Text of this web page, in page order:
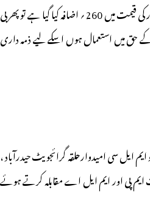
ہریش راؤ نے پارٹی کارکنوں اور قائدین کو مشورہ دیا کہ وہ خاتون رائے دہندگان سے ملاقات کرتے ہوئے انہیں واقف کروایا جائے کہ اندرون ایک سال بی جے پی حکومت کی جانب سے فی پکوان گیس سیلنڈر کی قیمت میں 260 ؍ اضافہ کیا گیا ہے تو پھر بی
اسمبلی تانڈور میں جملہ 6,137؍گرائجویٹ ووٹ موجود ہیں اور ان میں سے 5,000؍ووٹ ٹی آرایس امیدوار کے حق میں استعمال ہوں اسکے لیے ذمہ داری
ایل سی امیدوارحلقہ گرائجویٹ حیدرآباد ،
ایم پی اور ایم ایل اے مقابلہ کرتے ہوئے